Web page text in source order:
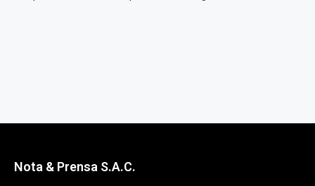
Nota & Prensa S.A.C.